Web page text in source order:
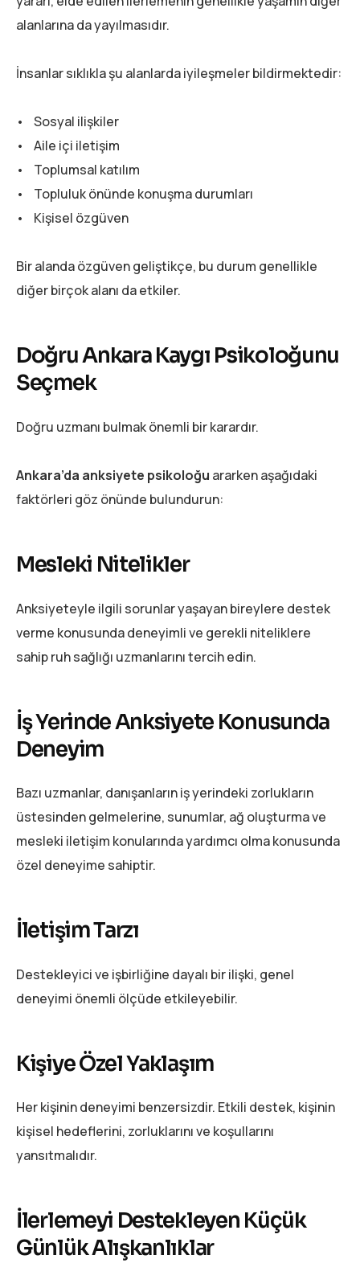
alanlarına da yayılmasıdır.
İnsanlar sıklıkla şu alanlarda iyileşmeler bildirmektedir:
• Sosyal ilişkiler
• Aile içi iletişim
• Toplumsal katılım
• Topluluk önünde konuşma durumları
• Kişisel özgüven
Bir alanda özgüven geliştikçe, bu durum genellikle
diğer birçok alanı da etkiler.
Doğru Ankara Kaygı Psikoloğunu
Seçmek
Doğru uzmanı bulmak önemli bir karardır.
Ankara’da anksiyete psikoloğu ararken aşağıdaki
faktörleri göz önünde bulundurun:
Mesleki Nitelikler
Anksiyeteyle ilgili sorunlar yaşayan bireylere destek
verme konusunda deneyimli ve gerekli niteliklere
sahip ruh sağlığı uzmanlarını tercih edin.
İş Yerinde Anksiyete Konusunda
Deneyim
Bazı uzmanlar, danışanların iş yerindeki zorlukların
üstesinden gelmelerine, sunumlar, ağ oluşturma ve
mesleki iletişim konularında yardımcı olma konusunda
özel deneyime sahiptir.
İletişim Tarzı
Destekleyici ve işbirliğine dayalı bir ilişki, genel
deneyimi önemli ölçüde etkileyebilir.
Kişiye Özel Yaklaşım
Her kişinin deneyimi benzersizdir. Etkili destek, kişinin
kişisel hedeflerini, zorluklarını ve koşullarını
yansıtmalıdır.
İlerlemeyi Destekleyen Küçük
Günlük Alışkanlıklar